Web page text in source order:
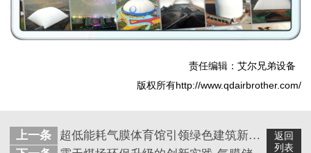
责任编辑：艾尔兄弟设备
版权所有http://www.qdairbrother.com/
返回
列表
上一条
超低能耗气膜体育馆引领绿色建筑新潮流